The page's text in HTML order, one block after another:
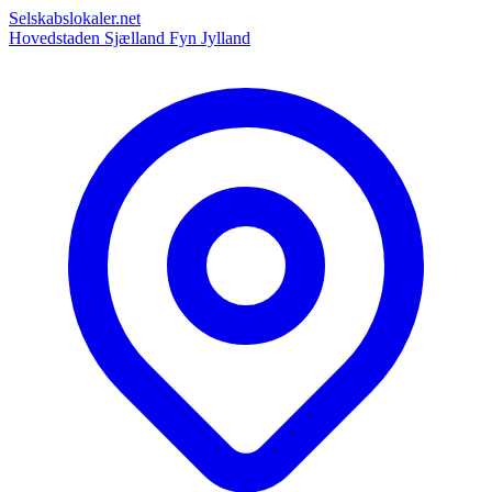
Selskabslokaler.net
Hovedstaden Sjælland Fyn Jylland